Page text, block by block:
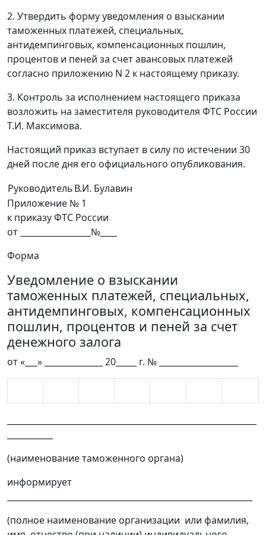
2. Утвердить форму уведомления о взыскании
таможенных платежей, специальных,
антидемпинговых, компенсационных пошлин,
процентов и пеней за счет авансовых платежей
согласно приложению N 2 к настоящему приказу.
3. Контроль за исполнением настоящего приказа
возложить на заместителя руководителя ФТС России
Т.И. Максимова.
Настоящий приказ вступает в силу по истечении 30
дней после дня его официального опубликования.
РуководительВ.И. Булавин
Приложение № 1
к приказу ФТС России
от _________________№____
Форма
Уведомление о взыскании
таможенных платежей, специальных,
антидемпинговых, компенсационных
пошлин, процентов и пеней за счет
денежного залога
от «___» ______________ 20_____ г. № ___________________
(наименование таможенного органа)
информирует
(полное наименование организации или фамилия,